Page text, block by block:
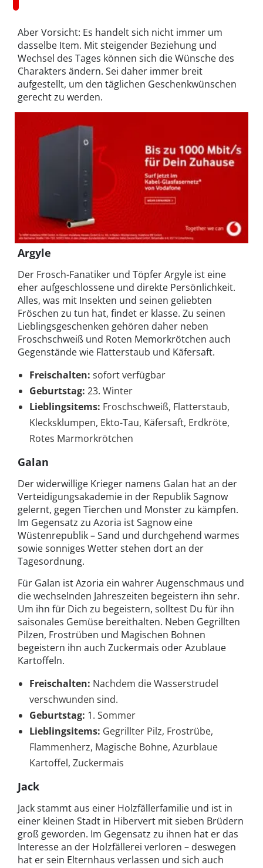
Aber Vorsicht: Es handelt sich nicht immer um
dasselbe Item. Mit steigender Beziehung und
Wechsel des Tages können sich die Wünsche des
Charakters ändern. Sei daher immer breit
aufgestellt, um den täglichen Geschenkwünschen
gerecht zu werden.
Argyle
Der Frosch-Fanatiker und Töpfer Argyle ist eine
eher aufgeschlossene und direkte Persönlichkeit.
Alles, was mit Insekten und seinen geliebten
Fröschen zu tun hat, findet er klasse. Zu seinen
Lieblingsgeschenken gehören daher neben
Froschschweiß und Roten Memorkrötchen auch
Gegenstände wie Flatterstaub und Käfersaft.
Freischalten: sofort verfügbar
Geburtstag: 23. Winter
Lieblingsitems: Froschschweiß, Flatterstaub,
Klecksklumpen, Ekto-Tau, Käfersaft, Erdkröte,
Rotes Marmorkrötchen
Galan
Der widerwillige Krieger namens Galan hat an der
Verteidigungsakademie in der Republik Sagnow
gelernt, gegen Tierchen und Monster zu kämpfen.
Im Gegensatz zu Azoria ist Sagnow eine
Wüstenrepublik – Sand und durchgehend warmes
sowie sonniges Wetter stehen dort an der
Tagesordnung.
Für Galan ist Azoria ein wahrer Augenschmaus und
die wechselnden Jahreszeiten begeistern ihn sehr.
Um ihn für Dich zu begeistern, solltest Du für ihn
saisonales Gemüse bereithalten. Neben Gegrillten
Pilzen, Frostrüben und Magischen Bohnen
begeistern ihn auch Zuckermais oder Azublaue
Kartoffeln.
Freischalten: Nachdem die Wasserstrudel
verschwunden sind.
Geburtstag: 1. Sommer
Lieblingsitems: Gegrillter Pilz, Frostrübe,
Flammenherz, Magische Bohne, Azurblaue
Kartoffel, Zuckermais
Jack
Jack stammt aus einer Holzfällerfamilie und ist in
einer kleinen Stadt in Hibervert mit sieben Brüdern
groß geworden. Im Gegensatz zu ihnen hat er das
Interesse an der Holzfällerei verloren – deswegen
hat er sein Elternhaus verlassen und sich auch